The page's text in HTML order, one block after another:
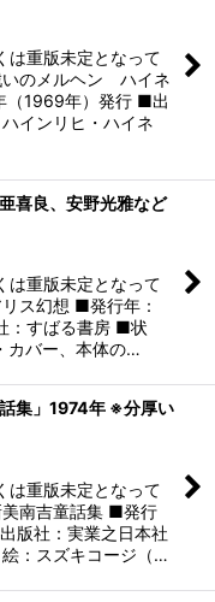
は重版未定となって
のメルヘン ハイネ
（1969年）発行 ■出
インリヒ・ハイネ
喜良、安野光雅など
は重版未定となって
ス幻想 ■発行年：
すばる書房 ■状
カバー、本体の…
集」1974年 ※分厚い
は重版未定となって
南吉童話集 ■発行
版社：実業之日本社
：スズキコージ（…